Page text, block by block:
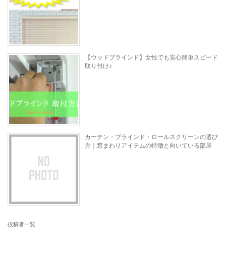
【ウッドブラインド】女性でも安心簡単スピード
取り付け♪
カーテン・ブラインド・ロールスクリーンの選び
方｜窓まわりアイテムの特徴と向いている部屋
投稿者一覧